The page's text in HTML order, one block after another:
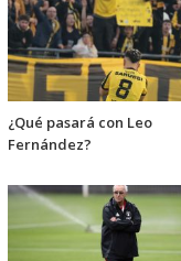
¿Qué pasará con Leo
Fernández?